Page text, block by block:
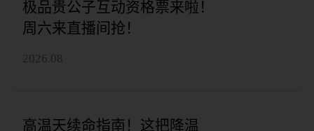
极品贵公子互动资格票来啦！
周六来直播间抢！
2026.08
高温天续命指南！这把降温